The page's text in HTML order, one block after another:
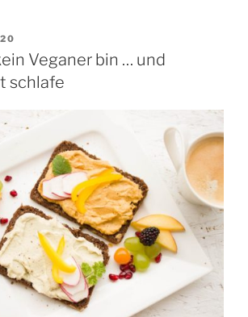
Veganer bin … und
schlafe